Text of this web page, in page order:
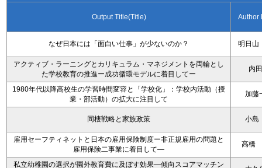
Output Title(Title) Author
なぜ日本には「面白い仕事」が少ないのか？ 明日
アクティブ・ラーニングとカリキュラム・マネジメントを両輪とし
た学校教育の推進ー成功循環モデルに着目してー
内
1980年代以降高校生の学習時間変容と「学校化」：学校内活動（授
業・部活動）の拡大に注目して
加藤
同棲戦略と家族政策 小
雇用セーフティネットと日本の雇用保険制度ー非正規雇用の問題と
雇用保険二事業に着目して―
高橋
私立幼稚園の選択が園外教育費に及ぼす効果―傾向スコアマッチン